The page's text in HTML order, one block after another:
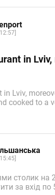
in
Lviv,
cooked to a
столик на
за вхід по